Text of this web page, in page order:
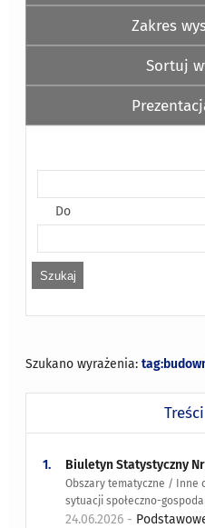
Zakres
Sortuj
Do
Szukano wyrażenia:
Treści
1. Biuletyn Statystyczny
Obszary tematyczne /
sytuacji społeczno-
24.06.2026 -